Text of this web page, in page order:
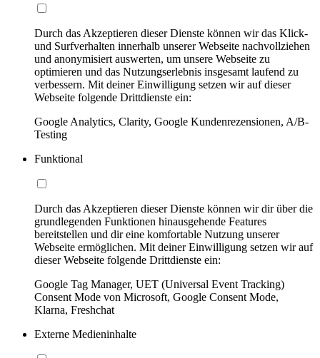
Durch das Akzeptieren dieser Dienste können wir das Klick-
und Surfverhalten innerhalb unserer Webseite nachvollziehen
und anonymisiert auswerten, um unsere Webseite zu
optimieren und das Nutzungserlebnis insgesamt laufend zu
verbessern. Mit deiner Einwilligung setzen wir auf dieser
Webseite folgende Drittdienste ein:
Google Analytics, Clarity, Google Kundenrezensionen, A/B-
Testing
Funktional
Durch das Akzeptieren dieser Dienste können wir dir über die
grundlegenden Funktionen hinausgehende Features
bereitstellen und dir eine komfortable Nutzung unserer
Webseite ermöglichen. Mit deiner Einwilligung setzen wir auf
dieser Webseite folgende Drittdienste ein:
Google Tag Manager, UET (Universal Event Tracking)
Consent Mode von Microsoft, Google Consent Mode,
Klarna, Freshchat
Externe Medieninhalte